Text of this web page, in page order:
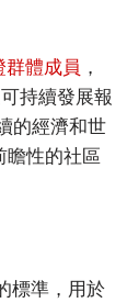
群體成員 ，
持續發展報
的經濟和世
瞻性的社區
標準，用於